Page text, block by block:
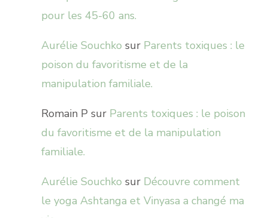
pour les 45-60 ans.
Aurélie Souchko sur Parents toxiques : le
poison du favoritisme et de la
manipulation familiale.
Romain P sur Parents toxiques : le poison
du favoritisme et de la manipulation
familiale.
Aurélie Souchko sur Découvre comment
le yoga Ashtanga et Vinyasa a changé ma